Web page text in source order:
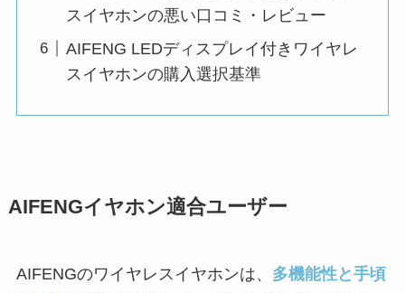
スイヤホンの悪い口コミ・レビュー
AIFENG LEDディスプレイ付きワイヤレ
スイヤホンの購入選択基準
AIFENGイヤホン適合ユーザー
AIFENGのワイヤレスイヤホンは、 多機能性と手頃